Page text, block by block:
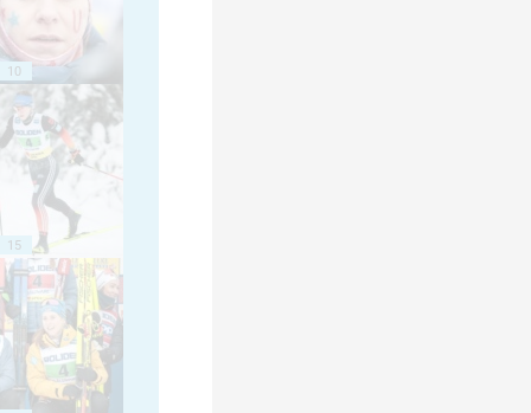
10
15